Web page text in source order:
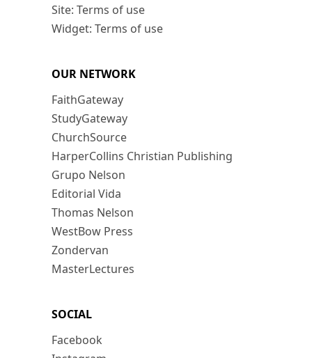
Site: Terms of use
Widget: Terms of use
OUR NETWORK
FaithGateway
StudyGateway
ChurchSource
HarperCollins Christian Publishing
Grupo Nelson
Editorial Vida
Thomas Nelson
WestBow Press
Zondervan
MasterLectures
SOCIAL
Facebook